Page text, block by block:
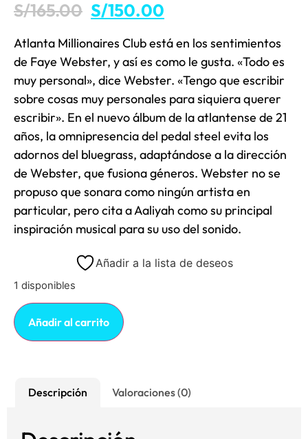
S/165.00 S/150.00
Atlanta Millionaires Club está en los sentimientos
de Faye Webster, y así es como le gusta. «Todo es
muy personal», dice Webster. «Tengo que escribir
sobre cosas muy personales para siquiera querer
escribir». En el nuevo álbum de la atlantense de 21
años, la omnipresencia del pedal steel evita los
adornos del bluegrass, adaptándose a la dirección
de Webster, que fusiona géneros. Webster no se
propuso que sonara como ningún artista en
particular, pero cita a Aaliyah como su principal
inspiración musical para su uso del sonido.
Añadir a la lista de deseos
1 disponibles
Añadir al carrito
Descripción Valoraciones (0)